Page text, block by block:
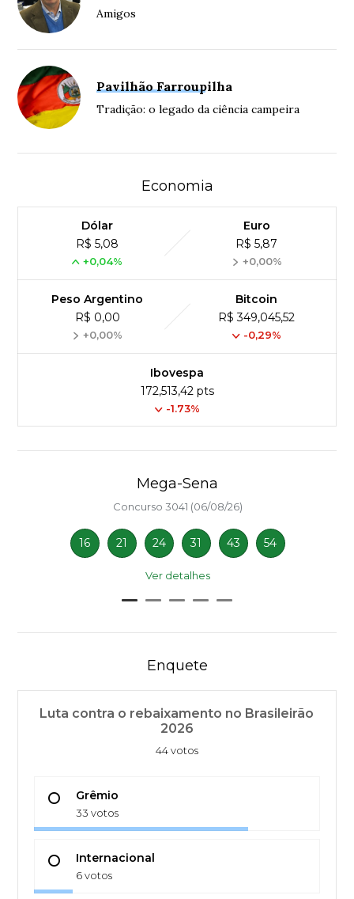
Amigos
Pavilhão Farroupilha
Tradição: o legado da ciência campeira
Economia
Dólar
R$ 5,08
+0,04%
Euro
R$ 5,87
+0,00%
Peso Argentino
R$ 0,00
+0,00%
Bitcoin
R$ 349,045,52
-0,29%
Ibovespa
172,513,42 pts
-1.73%
Mega-Sena
Concurso 3041 (06/08/26)
16 21 24 31 43 54
Ver detalhes
Enquete
Luta contra o rebaixamento no Brasileirão
2026
44 votos
Grêmio
33 votos
Internacional
6 votos